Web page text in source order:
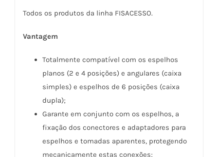
Todos os produtos da linha FISACESSO.
Vantagem
Totalmente compatível com os espelhos
planos (2 e 4 posições) e angulares (caixa
simples) e espelhos de 6 posições (caixa
dupla);
Garante em conjunto com os espelhos, a
fixação dos conectores e adaptadores para
espelhos e tomadas aparentes, protegendo
mecanicamente estas conexões;